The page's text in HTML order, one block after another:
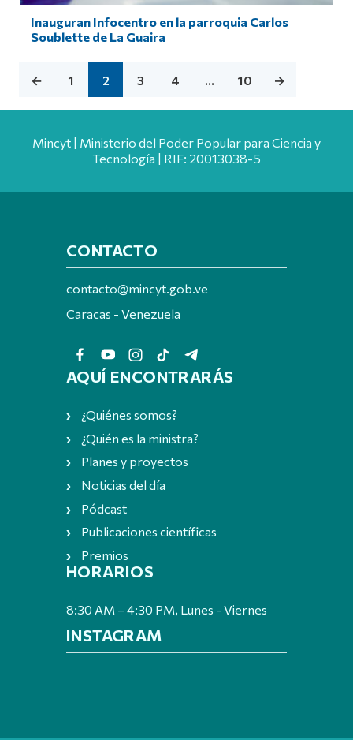
Inauguran Infocentro en la parroquia Carlos
Soublette de La Guaira
← 1 2 3 4 … 10 →
Mincyt | Ministerio del Poder Popular para Ciencia y
Tecnología | RIF: 20013038-5
CONTACTO
contacto@mincyt.gob.ve
Caracas - Venezuela
AQUÍ ENCONTRARÁS
¿Quiénes somos?
¿Quién es la ministra?
Planes y proyectos
Noticias del día
Pódcast
Publicaciones científicas
Premios
HORARIOS
8:30 AM – 4:30 PM, Lunes - Viernes
INSTAGRAM